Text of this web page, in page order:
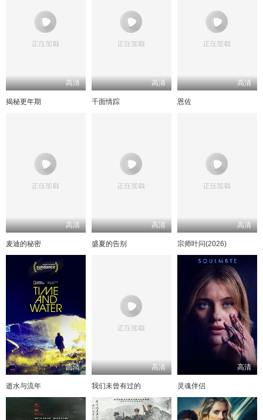
高清
揭秘更年期
高清
千面情踪
高清
恩佐
高清
麦迪的秘密
高清
盛夏的告别
高清
宗师叶问(2026)
高清
逝水与流年
高清
我们未曾有过的
高清
灵魂伴侣